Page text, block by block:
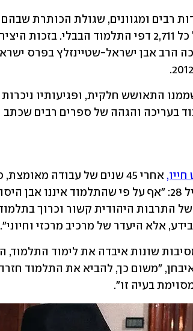
רבים ומגוונים,
אלא היעדר של מרכיב מרכזי וחיוני".
בעיה זו".